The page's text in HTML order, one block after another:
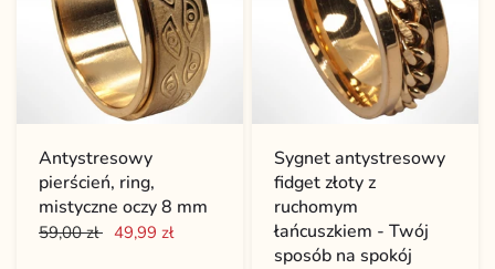
Antystresowy
pierścień, ring,
mistyczne oczy 8 mm
59,00 zł 49,99 zł
Sygnet antystresowy
fidget złoty z
ruchomym
łańcuszkiem - Twój
sposób na spokój